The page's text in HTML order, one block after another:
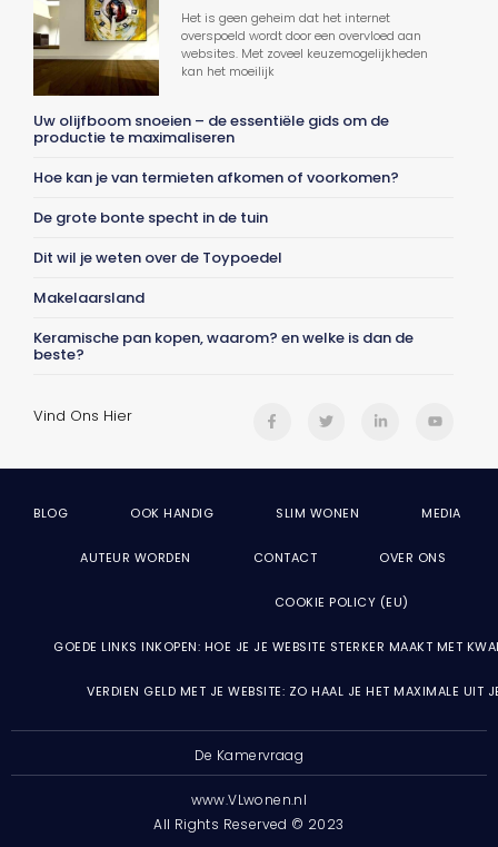
Het is geen geheim dat het internet
overspoeld wordt door een overvloed aan
websites. Met zoveel keuzemogelijkheden
kan het moeilijk
Uw olijfboom snoeien – de essentiële gids om de
productie te maximaliseren
Hoe kan je van termieten afkomen of voorkomen?
De grote bonte specht in de tuin
Dit wil je weten over de Toypoedel
Makelaarsland
Keramische pan kopen, waarom? en welke is dan de
beste?
Vind Ons Hier
BLOG OOK HANDIG SLIM WONEN MEDIA
AUTEUR WORDEN CONTACT OVER ONS
COOKIE POLICY (EU)
GOEDE LINKS INKOPEN: HOE JE JE WEBSITE STERKER MAAKT MET
VERDIEN GELD MET JE WEBSITE: ZO HAAL JE HET MAXIMALE UIT
De Kamervraag
www.VLwonen.nl
All Rights Reserved © 2023